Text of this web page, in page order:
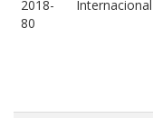
2018-
80
Internacional